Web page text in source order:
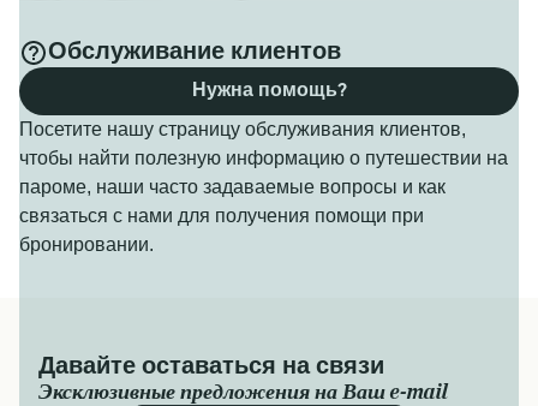
Обслуживание клиентов
Посетите нашу страницу обслуживания клиентов,
чтобы найти полезную информацию о путешествии на
пароме, наши часто задаваемые вопросы и как
связаться с нами для получения помощи при
бронировании.
Нужна помощь?
Давайте оставаться на связи
Эксклюзивные предложения на Ваш e-mail